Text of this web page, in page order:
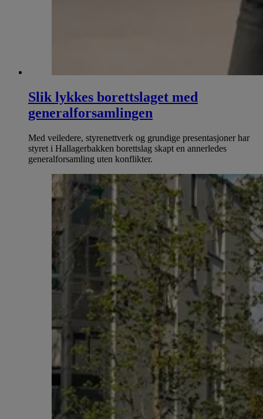
Slik lykkes borettslaget med
generalforsamlingen
Med veiledere, styrenettverk og grundige presentasjoner har
styret i Hallagerbakken borettslag skapt en annerledes
generalforsamling uten konflikter.